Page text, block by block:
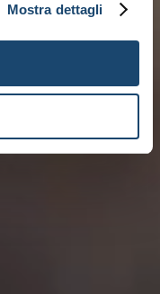
Mostra dettagli